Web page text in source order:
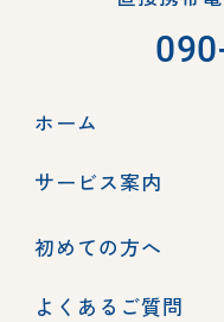
ホーム
サービス案内
初めての方へ
よくあるご質問